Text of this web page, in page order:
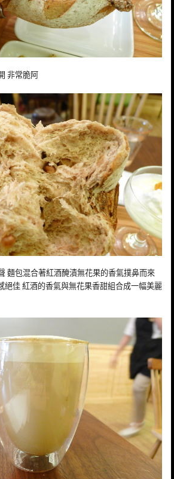
非常脆阿
麵包混合著紅酒醃漬無花果的香氣撲鼻而來
絕佳 紅酒的香氣與無花果香甜組合成一幅美麗